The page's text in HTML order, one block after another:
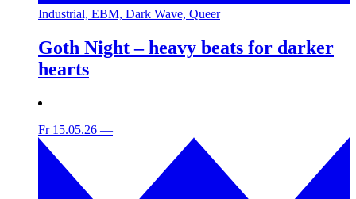
Industrial, EBM, Dark Wave, Queer
Goth Night – heavy beats for darker
hearts
Fr 15.05.26 —